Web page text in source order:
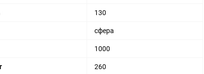
130
сфера
1000
260